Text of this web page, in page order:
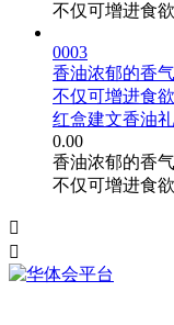
不仅可增进食
0003
香油浓郁的香
不仅可增进食
红盒建文香油
0.00
香油浓郁的香
不仅可增进食

